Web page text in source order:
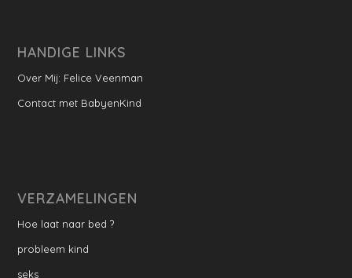
HANDIGE LINKS
Over Mij: Felice Veenman
Contact met BabyenKind
VERZAMELINGEN
Hoe laat naar bed ?
probleem kind
seks